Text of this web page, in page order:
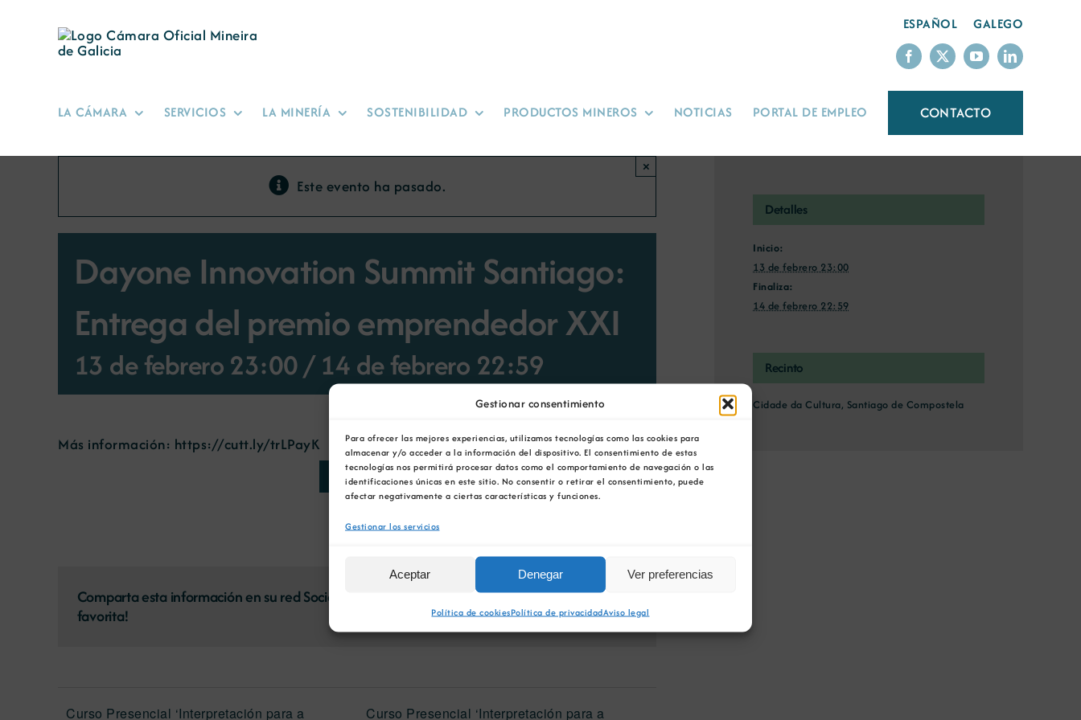
Gestionar consentimiento
Para ofrecer las mejores experiencias, utilizamos tecnologías como las cookies para
almacenar y/o acceder a la información del dispositivo. El consentimiento de estas
tecnologías nos permitirá procesar datos como el comportamiento de navegación o las
identificaciones únicas en este sitio. No consentir o retirar el consentimiento, puede
afectar negativamente a ciertas características y funciones.
Gestionar los servicios
Aceptar Denegar Ver preferencias
Política de cookiesPolítica de privacidadAviso legal
contenido
ESPAÑOL GALEGO
LA CÁMARA SERVICIOS LA MINERÍA SOSTENIBILIDAD PRODUCTOS MINEROS NOTICIAS PORTAL DE EMPLEO CONTACTO
Este evento ha pasado.
×
Dayone Innovation Summit Santiago:
Entrega del premio emprendedor XXI
13 de febrero 23:00/14 de febrero 22:59
Más información: https://cutt.ly/trLPayK
AÑADIR AL CALENDARIO
Comparta esta información en su red Social
favorita!
BlueskyRedditLinkedInWhatsApp
Telegram
XingCorreo
electrónico
Curso Presencial ‘Interpretación para a Curso Presencial ‘Interpretación para a
Detalles
Inicio:
13 de febrero 23:00
Finaliza:
14 de febrero 22:59
Recinto
Cidade da Cultura, Santiago de Compostela